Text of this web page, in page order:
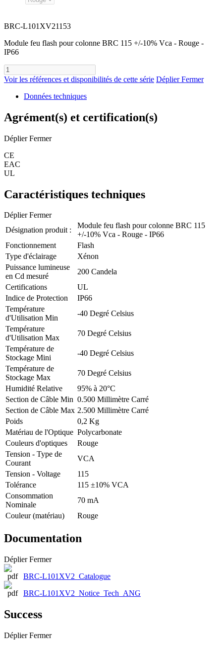
BRC-L101XV21153
Module feu flash pour colonne BRC 115 +/-10% Vca - Rouge -
IP66
Voir les références et disponibilités de cette série Déplier Fermer
Données techniques
Agrément(s) et certification(s)
Déplier Fermer
CE
EAC
UL
Caractéristiques techniques
Déplier Fermer
Désignation produit :
Module feu flash pour colonne BRC 115
+/-10% Vca - Rouge - IP66
Fonctionnement
Flash
Type d'éclairage
Xénon
Puissance lumineuse
en Cd mesuré
200 Candela
Certifications
UL
Indice de Protection
IP66
Température
d'Utilisation Min
-40 Degré Celsius
Température
d'Utilisation Max
70 Degré Celsius
Température de
Stockage Mini
-40 Degré Celsius
Température de
Stockage Max
70 Degré Celsius
Humidité Relative
95% à 20°C
Section de Câble Min 0.500 Millimètre Carré
Section de Câble Max 2.500 Millimètre Carré
Poids
0,2 Kg
Matériau de l'Optique Polycarbonate
Couleurs d'optiques
Rouge
Tension - Type de
Courant
VCA
Tension - Voltage
115
Tolérance
115 ±10% VCA
Consommation
Nominale
70 mA
Couleur (matériau)
Rouge
Documentation
Déplier Fermer
BRC-L101XV2_Catalogue
BRC-L101XV2_Notice_Tech_ANG
Success
Déplier Fermer